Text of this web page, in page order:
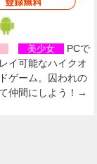
美少女
PCで
イ可能なハイクオ
ゲーム。囚われの
仲間にしよう！→